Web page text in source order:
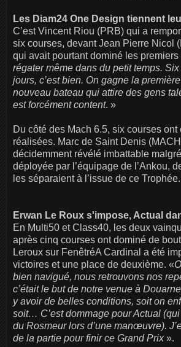
Les Diam24 One Design tiennent
C’est Vincent Riou (PRB) qui a
six courses, devant Jean Pierre Nicol
qui avait pourtant dominé les premiers
régater même dans du petit temps.
jours, c’est bien. On gagne la
nouveau bateau qui attire des gens
est forcément content. »
Du côté des Mach 6.5, six courses ont
réalisées. Marc de Saint Denis
décidemment révélé imbattable
déployée par l’équipage de l’Ankou,
les séparaient à l’issue de ce Trophée.
Erwan Le Roux s'impose, Actual
En Multi50 et Class40, les deux
après cinq courses ont dominé de
Leroux sur FenêtréA Cardinal a été
victoires et une place de deuxième. «
bien navigué, nous retrouvons nos
c’était le but de notre venue à
y avoir de belles conditions, soit on
soit… C’est dommage pour Actual
du Rosmeur lors d’une manœuvre).
de la partie pour finir ce Grand Prix».